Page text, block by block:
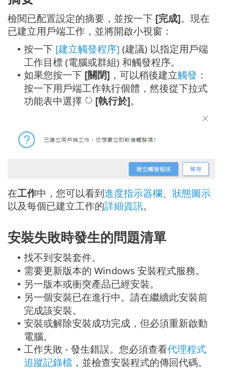
檢閱已配置設定的摘要，並按一下 [完成]。現在
已建立用戶端工作，並將開啟小視窗：
• 按一下 [建立觸發程序] (建議) 以指定用戶端
工作目標 (電腦或群組) 和觸發程序。
• 如果您按一下 [關閉] ，可以稍後建立觸發 ：
按一下用戶端工作執行個體，然後從下拉式
功能表中選擇
[執行於]。
在工作中，您可以看到進度指示器欄、 狀態圖示
以及每個已建立工作的詳細資訊。
安裝失敗時發生的問題清單
• 找不到安裝套件。
• 需要更新版本的 Windows 安裝程式服務。
• 另一版本或衝突產品已經安裝。
• 另一個安裝已在進行中。請在繼續此安裝前
完成該安裝。
• 安裝或解除安裝成功完成，但必須重新啟動
電腦。
• 工作失敗 - 發生錯誤。您必須查看代理程式
追蹤記錄檔 ，並檢查安裝程式的傳回代碼。